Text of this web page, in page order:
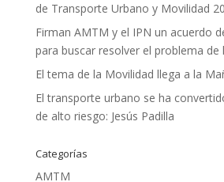
de Transporte Urbano y Movilidad
Firman AMTM y el IPN un acuerdo
para buscar resolver el problema de
El tema de la Movilidad llega a la
El transporte urbano se ha
de alto riesgo: Jesús Padilla
Categorías
AMTM